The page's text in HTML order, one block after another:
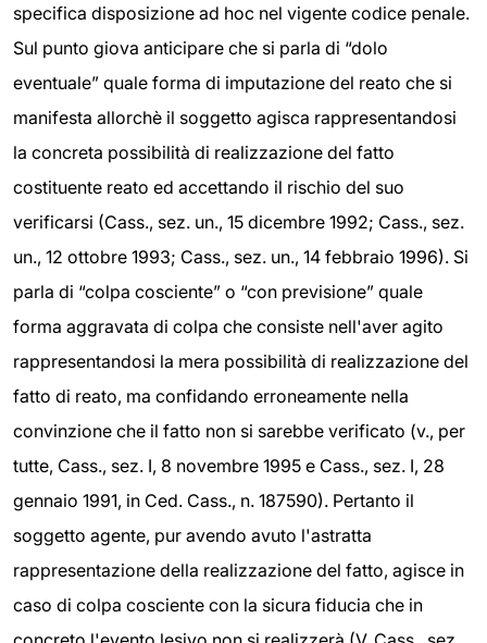
specifica disposizione ad hoc nel vigente codice penale.
Sul punto giova anticipare che si parla di “dolo
eventuale” quale forma di imputazione del reato che si
manifesta allorchè il soggetto agisca rappresentandosi
la concreta possibilità di realizzazione del fatto
costituente reato ed accettando il rischio del suo
verificarsi (Cass., sez. un., 15 dicembre 1992; Cass., sez.
un., 12 ottobre 1993; Cass., sez. un., 14 febbraio 1996). Si
parla di “colpa cosciente” o “con previsione” quale
forma aggravata di colpa che consiste nell'aver agito
rappresentandosi la mera possibilità di realizzazione del
fatto di reato, ma confidando erroneamente nella
convinzione che il fatto non si sarebbe verificato (v., per
tutte, Cass., sez. I, 8 novembre 1995 e Cass., sez. I, 28
gennaio 1991, in Ced. Cass., n. 187590). Pertanto il
soggetto agente, pur avendo avuto l'astratta
rappresentazione della realizzazione del fatto, agisce in
caso di colpa cosciente con la sicura fiducia che in